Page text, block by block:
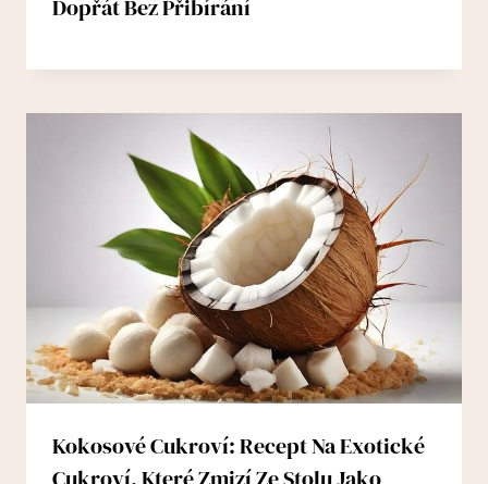
Dopřát Bez Přibírání
Kokosové Cukroví: Recept Na Exotické